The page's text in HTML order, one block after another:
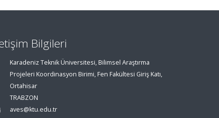
Bilgileri
Karadeniz Teknik Üniversitesi, Bilimsel Araştırma
Projeleri Koordinasyon Birimi, Fen Fakültesi Giriş Katı,
Ortahisar
TRABZON
aves@ktu.edu.tr